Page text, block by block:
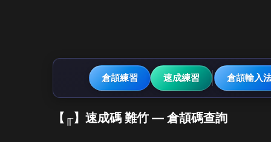
倉頡練習 速成練習 倉頡輸入
【╓】速成碼 難竹 — 倉頡碼查詢